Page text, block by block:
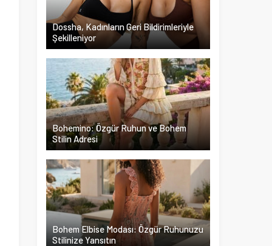
Dossha, Kadınların Geri Bildirimleriyle
Şekilleniyor
Bohemino: Özgür Ruhun ve Bohem
Stilin Adresi
Bohem Elbise Modası: Özgür Ruhunuzu
Stilinize Yansıtın